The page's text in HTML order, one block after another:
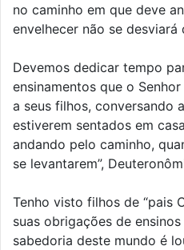
no caminho em que deve
envelhecer não se desviará
Devemos dedicar tempo
ensinamentos que o
a seus filhos, conversando
estiverem sentados em
andando pelo caminho,
se levantarem”,
Tenho visto filhos de “pais
suas obrigações de
sabedoria deste mundo é